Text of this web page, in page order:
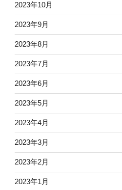
2023年10月
2023年9月
2023年8月
2023年7月
2023年6月
2023年5月
2023年4月
2023年3月
2023年2月
2023年1月